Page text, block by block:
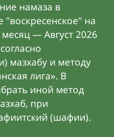
намаза в
"воскресенское" на
— Август 2026
мазхабу и методу
лига». В
иной метод
при
(шафии).